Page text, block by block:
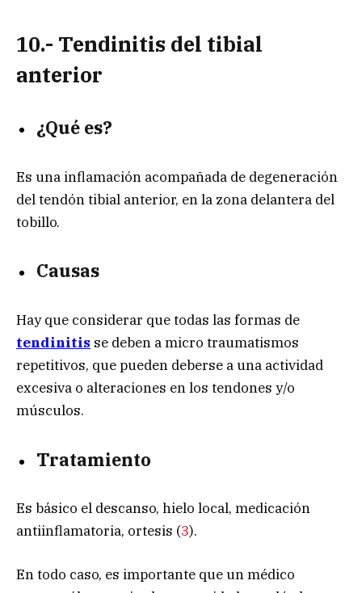
10.- Tendinitis del tibial
anterior
¿Qué es?
Es una inflamación acompañada de degeneración
del tendón tibial anterior, en la zona delantera del
tobillo.
Causas
Hay que considerar que todas las formas de
tendinitis se deben a micro traumatismos
repetitivos, que pueden deberse a una actividad
excesiva o alteraciones en los tendones y/o
músculos.
Tratamiento
Es básico el descanso, hielo local, medicación
antiinflamatoria, ortesis (3).
En todo caso, es importante que un médico